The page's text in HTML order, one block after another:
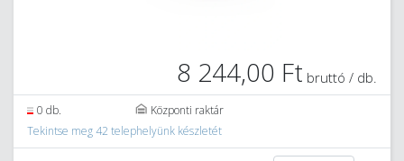
8 244,00 Ft bruttó / db.
0 db.
Központi raktár
Tekintse meg 42 telephelyünk készletét